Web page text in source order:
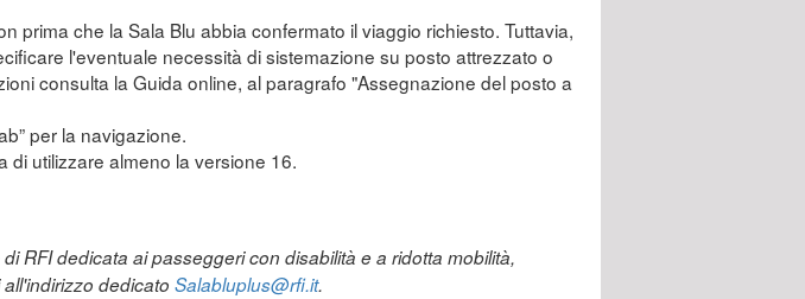
prima che la Sala Blu abbia confermato il viaggio richiesto. Tuttavia,
l'eventuale necessità di sistemazione su posto attrezzato o
consulta la Guida online, al paragrafo "Assegnazione del posto a
per la navigazione.
di utilizzare almeno la versione 16.
di RFI dedicata ai passeggeri con disabilità e a ridotta mobilità,
dedicato Salabluplus@rfi.it.